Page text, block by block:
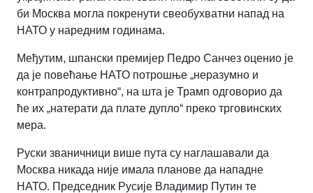
би Москва могла покренути свеобухватни напад на
НАТО у наредним годинама.
Међутим, шпански премијер Педро Санчез оценио је
да је повећање НАТО потрошње „неразумно и
контрапродуктивно“, на шта је Трамп одговорио да
ће их „натерати да плате дупло“ преко трговинских
мера.
Руски званичници више пута су наглашавали да
Москва никада није имала планове да нападне
НАТО. Председник Русије Владимир Путин те